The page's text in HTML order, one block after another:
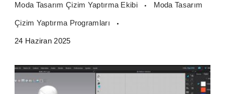
Moda Tasarım Çizim Yaptırma Ekibi Moda Tasarım
Çizim Yaptırma Programları
24 Haziran 2025